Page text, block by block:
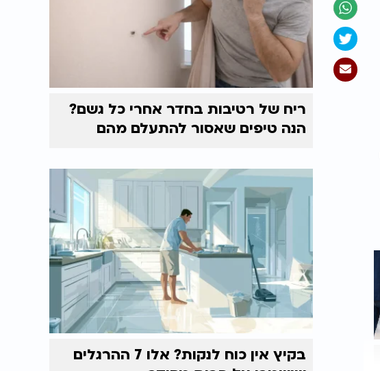
ריח של רטיבות בחדר אחרי כל גשם?
הנה טיפים שאסור להתעלם מהם
בקיץ אין כוח לנקות? אלו 7 ההרגלים